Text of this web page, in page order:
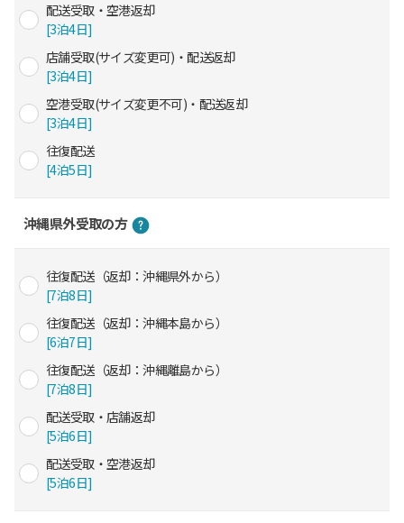
配送受取・空港返却
[3泊4日]
店舗受取(サイズ変更可)・配送返却
[3泊4日]
空港受取(サイズ変更不可)・配送返却
[3泊4日]
往復配送
[4泊5日]
沖縄県外受取の方
往復配送（返却：沖縄県外から）
[7泊8日]
往復配送（返却：沖縄本島から）
[6泊7日]
往復配送（返却：沖縄離島から）
[7泊8日]
配送受取・店舗返却
[5泊6日]
配送受取・空港返却
[5泊6日]